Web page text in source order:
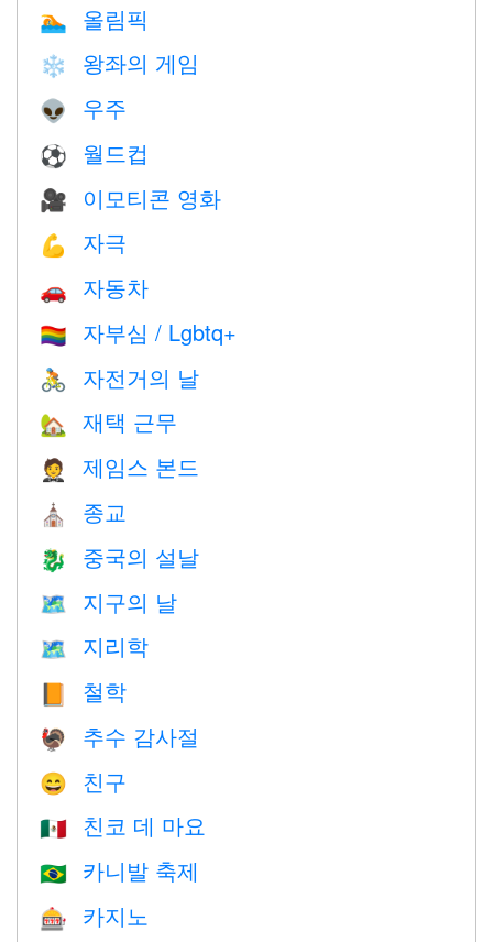
🏊 올림픽
❄️ 왕좌의 게임
👽 우주
⚽ 월드컵
🎥 이모티콘 영화
💪 자극
🚗 자동차
🏳️‍🌈 자부심 / Lgbtq+
🚴 자전거의 날
🏡 재택 근무
🤵 제임스 본드
⛪️ 종교
🐉 중국의 설날
🗺️ 지구의 날
🗺 지리학
📙 철학
🦃 추수 감사절
😄 친구
🇲🇽 친코 데 마요
🇧🇷 카니발 축제
🎰 카지노